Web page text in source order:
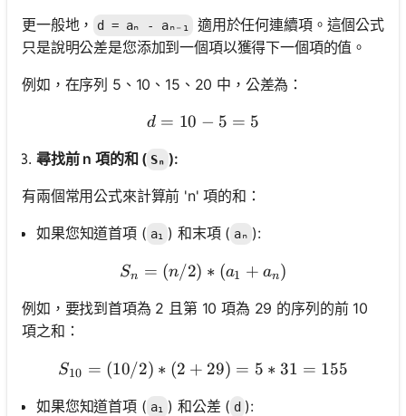
更一般地， d = aₙ - aₙ₋₁
適用於任何連續項。這個公式
只是說明公差是您添加到一個項以獲得下一個項的值。
例如，在序列 5、10、15、20 中，公差為：
d = 10 - 5 = 5
d = 10 − 5 = 5
尋找前 n 項的和 ( Sₙ ):
有兩個常用公式來計算前 'n' 項的和：
如果您知道首項 ( a₁ ) 和末項 ( aₙ ):
Sₙ = (n/2) * (a₁ + aₙ)
Sn = (n/2) ∗ (a1 + an)
例如，要找到首項為 2 且第 10 項為 29 的序列的前 10
項之和：
S_{10} = (10/2) * (2 +
S10 = (10/2) ∗ (2 + 29) = 5 ∗ 31 = 155
如果您知道首項 ( a₁ ) 和公差 ( d ):